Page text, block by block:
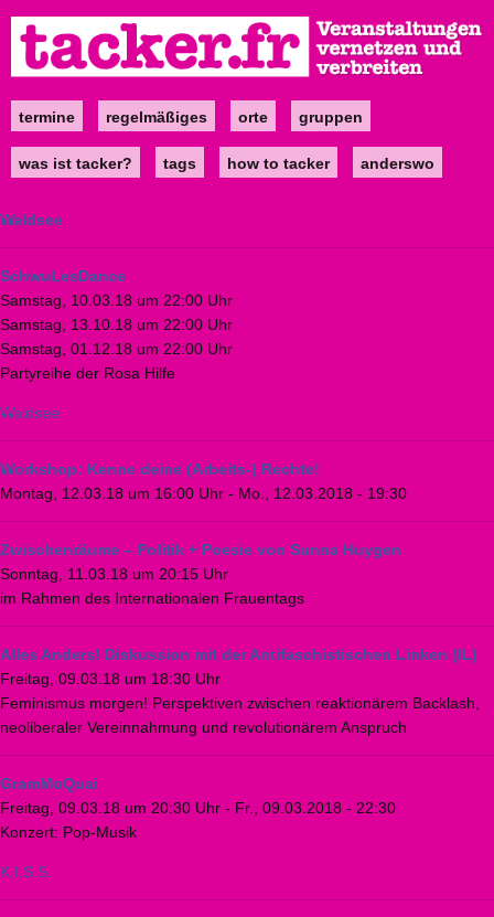
zum
Inhalt
Maintermine regelmäßiges orte gruppen
was ist tacker? tags how to tacker anderswo
Waldsee
SchwuLesDance
Samstag, 10.03.18 um 22:00 Uhr
Samstag, 13.10.18 um 22:00 Uhr
Samstag, 01.12.18 um 22:00 Uhr
Partyreihe der Rosa Hilfe
Waldsee
Workshop: Kenne deine (Arbeits-) Rechte!
Montag, 12.03.18 um 16:00 Uhr - Mo., 12.03.2018 - 19:30
Zwischenräume – Politik + Poesie von Sunna Huygen
Sonntag, 11.03.18 um 20:15 Uhr
im Rahmen des Internationalen Frauentags
Alles Anders! Diskussion mit der Antifaschistischen Linken (IL)
Freitag, 09.03.18 um 18:30 Uhr
Feminismus morgen! Perspektiven zwischen reaktionärem Backlash,
neoliberaler Vereinnahmung und revolutionärem Anspruch
GramMoQuai
Freitag, 09.03.18 um 20:30 Uhr - Fr., 09.03.2018 - 22:30
Konzert: Pop-Musik
K.I.S.S.